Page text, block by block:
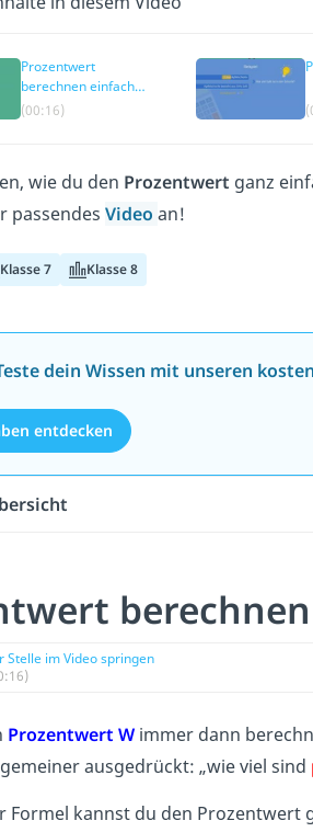
Prozentwert
berechnen einfach
erklärt
(00:16)
wie du den Prozentwert ganz
passendes Video an!
Klasse 7 Klasse 8
dein Wissen mit unseren
entdecken
Stelle im Video springen
Prozentwert W immer dann
ausgedrückt: „wie viel sind
Formel kannst du den Prozentwert